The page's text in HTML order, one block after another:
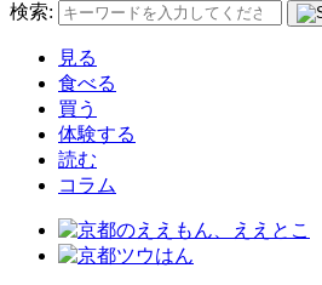
検索:
見る
食べる
買う
体験する
読む
コラム